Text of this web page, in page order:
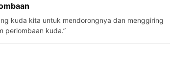
kuda kita untuk mendorongnya dan menggiring
perlombaan kuda.”